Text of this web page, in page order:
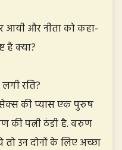
और नीता को कहा-
है क्या?
रति?
की प्यास एक पुरुष
की पत्नी ठंडी है. वरुण
उन दोनों के लिए अच्छा